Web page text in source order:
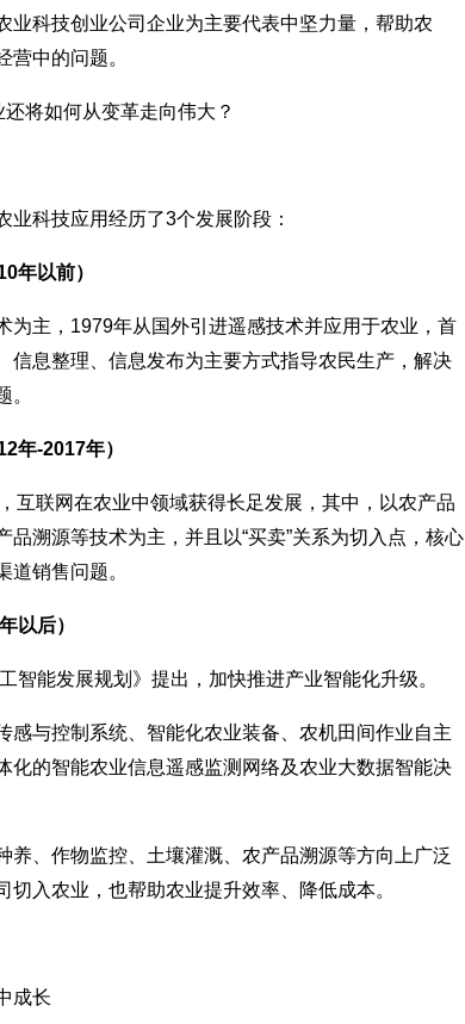
业科技创业公司企业为主要代表中坚力量，帮助农
营中的问题。
科技应用经历了3个发展阶段：
年以前）
为主，1979年从国外引进遥感技术并应用于农业，首
信息整理、信息发布为主要方式指导农民生产，解决
。
年-2017年）
互联网在农业中领域获得长足发展，其中，以农产品
溯源等技术为主，并且以“买卖”关系为切入点，核心
道销售问题。
以后）
智能发展规划》提出，加快推进产业智能化升级。
感与控制系统、智能化农业装备、农机田间作业自主
化的智能农业信息遥感监测网络及农业大数据智能决
养、作物监控、土壤灌溉、农产品溯源等方向上广泛
入农业，也帮助农业提升效率、降低成本。
成长